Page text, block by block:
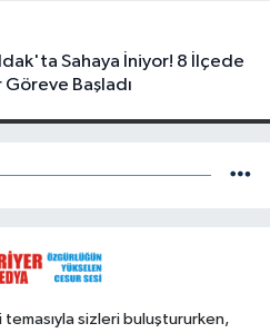
Sahaya İniyor! 8 İlçede
Göreve Başladı
sizleri buluştururken,